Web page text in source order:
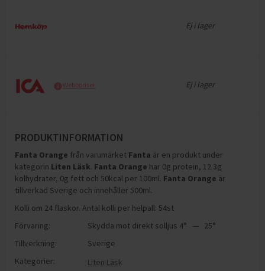
Ej i lager
Webbpriser Ej i lager
PRODUKTINFORMATION
Fanta Orange från varumärket Fanta är en produkt under
kategorin Liten Läsk. Fanta Orange har 0g protein, 12.3g
kolhydrater, 0g fett och 50kcal per 100ml. Fanta Orange är
tillverkad Sverige och innehåller 500ml.
Kolli om 24 flaskor. Antal kolli per helpall: 54st
Förvaring:
Skydda mot direkt solljus 4° — 25°
Tillverkning:
Sverige
Kategorier:
Liten Läsk